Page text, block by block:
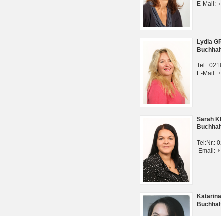
E-Mail:
Lydia
Tel.:
E-Mail:
Sarah
Tel:Nr.:
Email: